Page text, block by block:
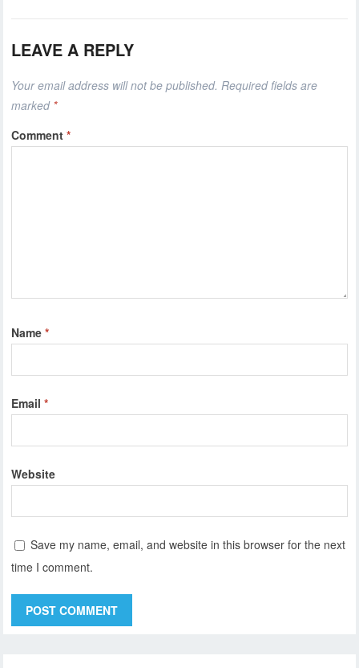
LEAVE A REPLY
Your email address will not be published. Required fields are
marked *
Comment*
Name*
Email*
Website
Save my name, email, and website in this browser for the next
time I comment.